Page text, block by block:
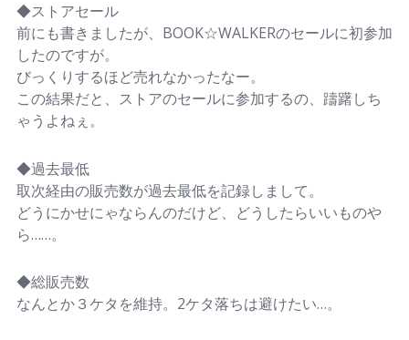
◆ストアセール
前にも書きましたが、BOOK☆WALKERのセールに初参加
したのですが。
びっくりするほど売れなかったなー。
この結果だと、ストアのセールに参加するの、躊躇しち
ゃうよねぇ。
◆過去最低
取次経由の販売数が過去最低を記録しまして。
どうにかせにゃならんのだけど、どうしたらいいものや
ら……。
◆総販売数
なんとか３ケタを維持。2ケタ落ちは避けたい…。